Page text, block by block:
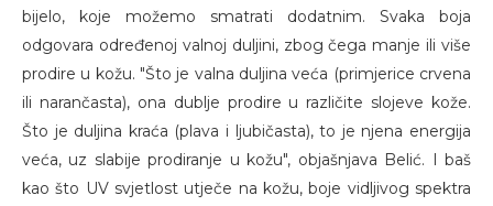
bijelo, koje možemo smatrati dodatnim. Svaka boja
odgovara određenoj valnoj duljini, zbog čega manje ili više
prodire u kožu. "Što je valna duljina veća (primjerice crvena
ili narančasta), ona dublje prodire u različite slojeve kože.
Što je duljina kraća (plava i ljubičasta), to je njena energija
veća, uz slabije prodiranje u kožu", objašnjava Belić. I baš
kao što UV svjetlost utječe na kožu, boje vidljivog spektra